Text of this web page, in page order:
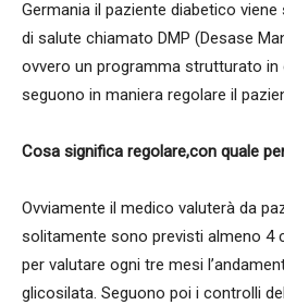
Germania il paziente diabetico
di salute chiamato DMP (Desase
ovvero un programma strutturato in
seguono in maniera regolare il
Cosa significa regolare,con quale
Ovviamente il medico valuterà da
solitamente sono previsti almeno 4
per valutare ogni tre mesi
glicosilata. Seguono poi i controlli